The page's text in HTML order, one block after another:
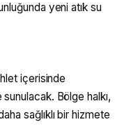
yeni atık su
içerisinde
Bölge halkı,
sağlıklı bir hizmete